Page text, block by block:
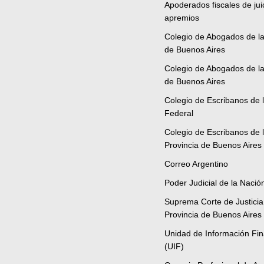
Apoderados fiscales de
apremios
Colegio de Abogados de
de Buenos Aires
Colegio de Abogados de
de Buenos Aires
Colegio de Escribanos de
Federal
Colegio de Escribanos de
Provincia de Buenos Aires
Correo Argentino
Poder Judicial de la
Suprema Corte de
Provincia de Buenos Aires
Unidad de Información
(UIF)